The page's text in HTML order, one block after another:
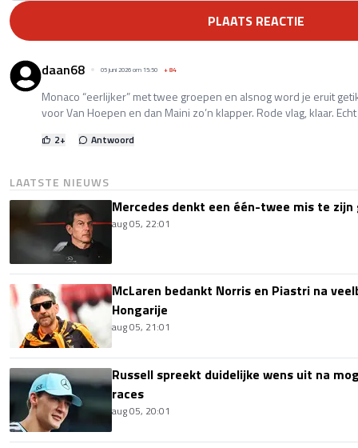
PLAATS REACTIE
daan68 05 juni 2026 om 15:50 +84
Monaco “eerlijker” met twee groepen en alsnog word je eruit
voor Van Hoepen en dan Maini zo’n klapper. Rode vlag, klaar.
2+ Antwoord
LAATSTE NIEUWS
Mercedes denkt een één-twee mis te
aug 05, 22:01
McLaren bedankt Norris en Piastri na
Hongarije
aug 05, 21:01
Russell spreekt duidelijke wens uit na
races
aug 05, 20:01